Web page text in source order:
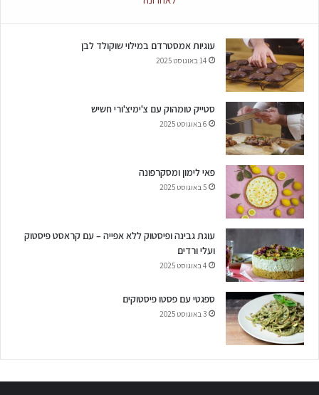
עוגיות אמסטרדם במילוי שוקולד לבן
14 באוגוסט 2025
סטייק טומהוק עם צ'ימיצ'ורי חשיש
6 באוגוסט 2025
פאי לימון ומסקרפונה
5 באוגוסט 2025
עוגת גבינה ופיסטוק ללא אפייה – עם קראסט פיסטוק
ועלי ורדים
4 באוגוסט 2025
ספגטי עם פסטו פיסטוקים
3 באוגוסט 2025